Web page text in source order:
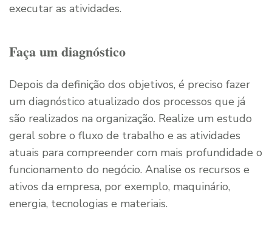
executar as atividades.
Faça um diagnóstico
Depois da definição dos objetivos, é preciso fazer
um diagnóstico atualizado dos processos que já
são realizados na organização. Realize um estudo
geral sobre o fluxo de trabalho e as atividades
atuais para compreender com mais profundidade o
funcionamento do negócio. Analise os recursos e
ativos da empresa, por exemplo, maquinário,
energia, tecnologias e materiais.